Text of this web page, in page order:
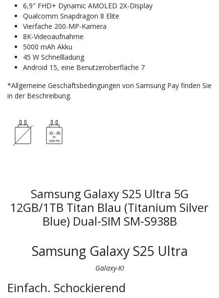
6,9" FHD+ Dynamic AMOLED 2X-Display
Qualcomm Snapdragon 8 Elite
Vierfache 200-MP-Kamera
8K-Videoaufnahme
5000 mAh Akku
45 W Schnellladung
Android 15, eine Benutzeroberfläche 7
*Allgemeine Geschäftsbedingungen von Samsung Pay finden Sie
in der Beschreibung.
Samsung Galaxy S25 Ultra 5G
12GB/1TB Titan Blau (Titanium Silver
Blue) Dual-SIM SM-S938B
Samsung Galaxy S25 Ultra
Galaxy-KI
Einfach. Schockierend